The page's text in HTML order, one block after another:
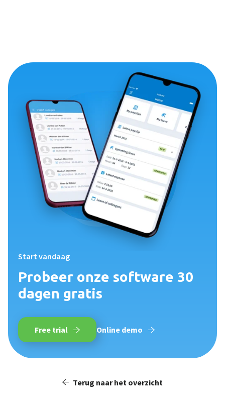
Start vandaag
Probeer onze software 30
dagen gratis
Free trial Online demo
Terug naar het overzicht